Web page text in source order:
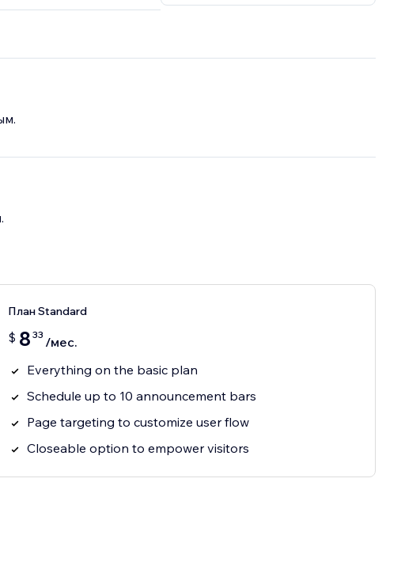
План Standard
$ 8 33 /мес.
Everything on the basic plan
Schedule up to 10 announcement bars
Page targeting to customize user flow
Closeable option to empower visitors